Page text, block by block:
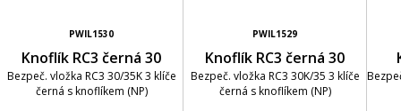
PWIL1530
Knoflík RC3 černá 30
Bezpeč. vložka RC3 30/35K 3 klíče
černá s knoflíkem (NP)
PWIL1529
Knoflík RC3 černá 30
Bezpeč. vložka RC3 30K/35 3 klíče
černá s knoflíkem (NP)